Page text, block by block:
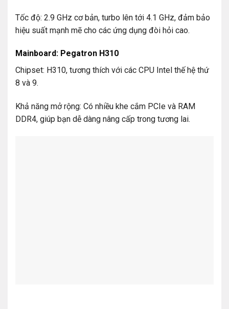
Tốc độ: 2.9 GHz cơ bản, turbo lên tới 4.1 GHz, đảm bảo
hiệu suất mạnh mẽ cho các ứng dụng đòi hỏi cao.
Mainboard: Pegatron H310
Chipset: H310, tương thích với các CPU Intel thế hệ thứ
8 và 9.
Khả năng mở rộng: Có nhiều khe cắm PCIe và RAM
DDR4, giúp bạn dễ dàng nâng cấp trong tương lai.